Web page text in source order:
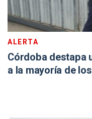
ALERTA
Córdoba destapa
a la mayoría de